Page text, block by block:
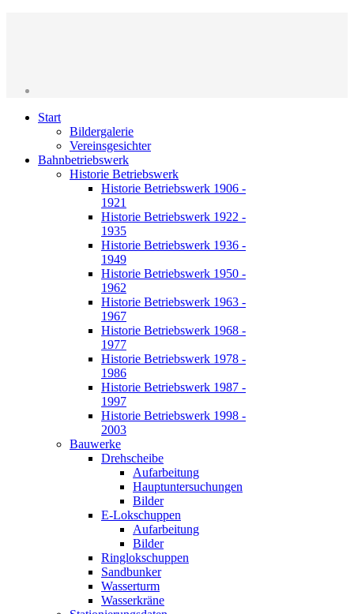
Start
Bildergalerie
Vereinsgesichter
Bahnbetriebswerk
Historie Betriebswerk
Historie Betriebswerk 1906 -
1921
Historie Betriebswerk 1922 -
1935
Historie Betriebswerk 1936 -
1949
Historie Betriebswerk 1950 -
1962
Historie Betriebswerk 1963 -
1967
Historie Betriebswerk 1968 -
1977
Historie Betriebswerk 1978 -
1986
Historie Betriebswerk 1987 -
1997
Historie Betriebswerk 1998 -
2003
Bauwerke
Drehscheibe
Aufarbeitung
Hauptuntersuchungen
Bilder
E-Lokschuppen
Aufarbeitung
Bilder
Ringlokschuppen
Sandbunker
Wasserturm
Wasserkräne